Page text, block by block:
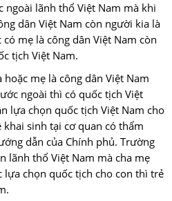
ngoài lãnh thổ Việt Nam mà khi
dân Việt Nam còn người kia là
mẹ là công dân Việt Nam còn
tịch Việt Nam.
hoặc mẹ là công dân Việt Nam
ngoài thì có quốc tịch Việt
lựa chọn quốc tịch Việt Nam cho
sinh tại cơ quan có thẩm
dẫn của Chính phủ. Trường
lãnh thổ Việt Nam mà cha mẹ
chọn quốc tịch cho con thì trẻ